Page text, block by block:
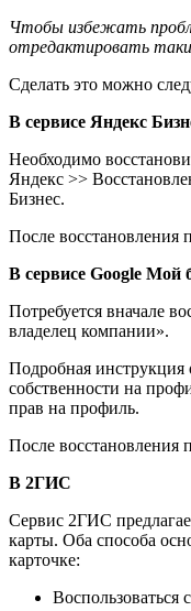
Чтобы избежать
отредактировать
Сделать это можно
В сервисе Яндекс
Необходимо
Яндекс >>
Бизнес.
После восстановления
В сервисе Google Мой
Потребуется вначале
владелец компании».
Подробная инструкция
собственности на
прав на профиль.
После восстановления
В 2ГИС
Сервис 2ГИС
карты. Оба способа
карточке:
Воспользоваться